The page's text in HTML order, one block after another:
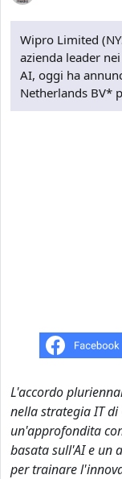
Wipro Limited
azienda leader
AI, oggi ha
Netherlands BV*
L'accordo
nella strategia IT di
un'approfondita
basata sull'AI e un
per trainare